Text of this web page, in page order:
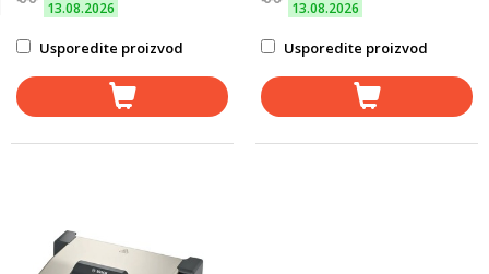
13.08.2026
Usporedite proizvod
13.08.2026
Usporedite proizvod